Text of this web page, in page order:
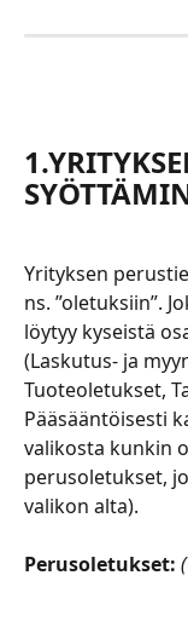
Yrityksen
ns. ”oletuksiin”.
löytyy kyseistä
(Laskutus- ja
Tuoteoletukset,
Pääsääntöisesti
valikosta kunkin
perusoletukset,
valikon alta).
Perusoletukset: